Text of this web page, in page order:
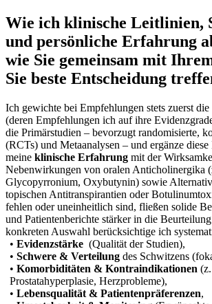
Wie ich klinische Leitlinien,
und persönliche Erfahrung
wie Sie gemeinsam mit
⁢Sie beste⁤ Entscheidung
Ich gewichte bei ​Empfehlungen stets zuerst die
(deren Empfehlungen ich⁢ auf ihre
die Primärstudien – bevorzugt randomisierte,
(RCTs) und Metaanalysen – und ⁢ergänze
meine klinische Erfahrung ​mit der
⁣Nebenwirkungen von‌ oralen Anticholinergika
Glycopyrronium, Oxybutynin)‌ sowie
topischen⁣ Antitranspirantien oder
fehlen oder uneinheitlich sind, fließen solide
und Patientenberichte stärker in die
‍konkreten Auswahl berücksichtige ich
• Evidenzstärke ⁣ (Qualität der Studien),
• Schwere ⁤& Verteilung des Schwitzens
• Komorbiditäten & Kontraindikationen
Prostatahyperplasie, Herzprobleme),
• Lebensqualität & ⁢Patientenpräferenzen,